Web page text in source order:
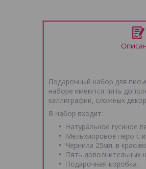
Подарочный набор для
наборе имеются пять
каллиграфии, сложных
В набор входит:
Натуральное гусиное
Мельхиоровое перо с
Чернила 25мл. в
Пять дополнительных
Подарочная коробка.